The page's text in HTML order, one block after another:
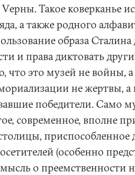
Vерны. Такое коверканье
а также родного
образа Сталина
и права диктовать
что это музей не войны,
не жертвы, а
победители. Само
современное, вполне
приспособленное
(особенно
о преемственности